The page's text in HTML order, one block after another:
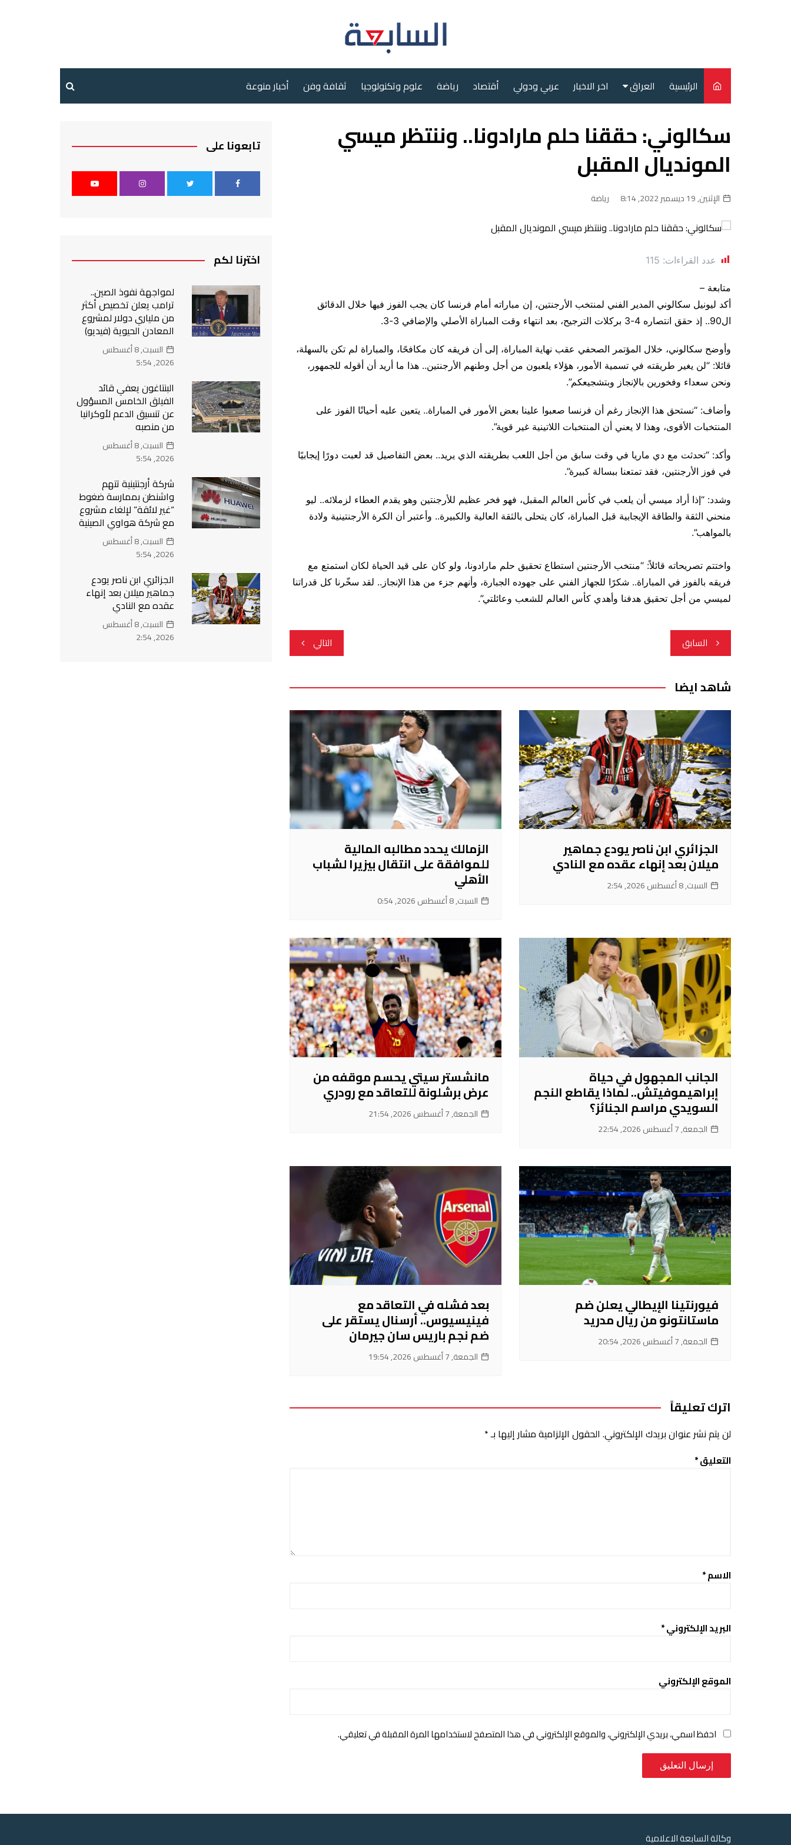
الرئيسية العراق
سياسة
محليات
اخر الاخبار عربي ودولي أقتصاد رياضة علوم وتكنولوجيا ثقافة وفن أخبار منوعة
سكالوني: حققنا حلم مارادونا.. وننتظر ميسي
المونديال المقبل
الإثنين, 19 ديسمبر 2022, 8:14 رياضة
عدد القراءات: 115
متابعة –
أكد ليونيل سكالوني المدير الفني لمنتخب الأرجنتين، إن مباراته أمام فرنسا كان يجب الفوز فيها خلال الدقائق
ال90.. إذ حقق انتصاره 4-3 بركلات الترجيح، بعد انتهاء وقت المباراة الأصلي والإضافي 3-3.
وأوضح سكالوني، خلال المؤتمر الصحفي عقب نهاية المباراة، إلى أن فريقه كان مكافحًا، والمباراة لم تكن بالسهلة،
قائلا: “لن يغير طريقته في تسمية الأمور، هؤلاء يلعبون من أجل وطنهم الأرجنتين.. هذا ما أريد أن أقوله للجمهور،
ونحن سعداء وفخورين بالإنجاز وبتشجيعكم”.
وأضاف: “نستحق هذا الإنجاز رغم أن فرنسا صعبوا علينا بعض الأمور في المباراة.. يتعين عليه أحيانًا الفوز على
المنتخبات الأقوى، وهذا لا يعني أن المنتخبات اللاتينية غير قوية”.
وأكد: “تحدثت مع دي ماريا في وقت سابق من أجل اللعب بطريقته الذي يريد.. بعض التفاصيل قد لعبت دورًا إيجابيًا
في فوز الأرجنتين، فقد تمتعنا ببسالة كبيرة”.
وشدد: “إذا أراد ميسي أن يلعب في كأس العالم المقبل، فهو فخر عظيم للأرجنتين وهو يقدم العطاء لزملائه.. ليو
منحني الثقة والطاقة الإيجابية قبل المباراة، كان يتحلى بالثقة العالية والكبيرة.. وأعتبر أن الكرة الأرجنتينية ولادة
بالمواهب”.
واختتم تصريحاته قائلاً: “منتخب الأرجنتين استطاع تحقيق حلم مارادونا، ولو كان على قيد الحياة لكان استمتع مع
فريقه بالفوز في المباراة.. شكرًا للجهاز الفني على جهوده الجبارة، وأنهم جزء من هذا الإنجاز.. لقد سخّرنا كل قدراتنا
لميسي من أجل تحقيق هدفنا وأهدي كأس العالم للشعب وعائلتي”.
تصفّح
المقالات
السابق التالي
شاهد ايضا
الجزائري ابن ناصر يودع جماهير
ميلان بعد إنهاء عقده مع النادي
السبت, 8 أغسطس 2026, 2:54
الزمالك يحدد مطالبه المالية
للموافقة على انتقال بيزيرا لشباب
الأهلي
السبت, 8 أغسطس 2026, 0:54
الجانب المجهول في حياة
إبراهيموفيتش.. لماذا يقاطع النجم
السويدي مراسم الجنائز؟
الجمعة, 7 أغسطس 2026, 22:54
مانشستر سيتي يحسم موقفه من
عرض برشلونة للتعاقد مع رودري
الجمعة, 7 أغسطس 2026, 21:54
فيورنتينا الإيطالي يعلن ضم
ماستانتونو من ريال مدريد
الجمعة, 7 أغسطس 2026, 20:54
بعد فشله في التعاقد مع
فينيسيوس.. أرسنال يستقر على
ضم نجم باريس سان جيرمان
الجمعة, 7 أغسطس 2026, 19:54
اترك تعليقاً
لن يتم نشر عنوان بريدك الإلكتروني. الحقول الإلزامية مشار إليها بـ*
التعليق*
الاسم*
البريد الإلكتروني*
الموقع الإلكتروني
احفظ اسمي، بريدي الإلكتروني، والموقع الإلكتروني في هذا المتصفح لاستخدامها المرة المقبلة في تعليقي.
تابعونا على
اخترنا لكم
لمواجهة نفوذ الصين..
ترامب يعلن تخصيص أكثر
من ملياري دولار لمشروع
المعادن الحيوية (فيديو)
السبت, 8 أغسطس
2026, 5:54
البنتاغون يعفي قائد
الفيلق الخامس المسؤول
عن تنسيق الدعم لأوكرانيا
من منصبه
السبت, 8 أغسطس
2026, 5:54
شركة أرجنتينية تتهم
واشنطن بممارسة ضغوط
“غير لائقة” لإلغاء مشروع
مع شركة هواوي الصينية
السبت, 8 أغسطس
2026, 5:54
الجزائري ابن ناصر يودع
جماهير ميلان بعد إنهاء
عقده مع النادي
السبت, 8 أغسطس
2026, 2:54
وكالة السابعة الاعلامية